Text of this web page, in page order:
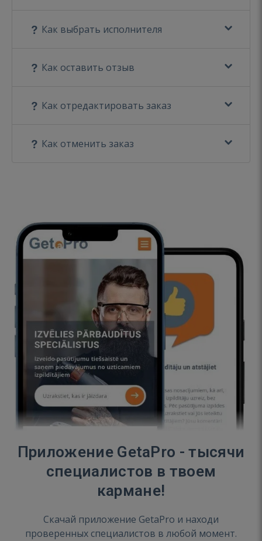
Как выбрать исполнителя
Как оставить отзыв
Как отредактировать заказ
Как отменить заказ
Приложение GetaPro - тысячи
специалистов в твоем
кармане!
Скачай приложение GetaPro и находи
проверенных специалистов в любой момент.